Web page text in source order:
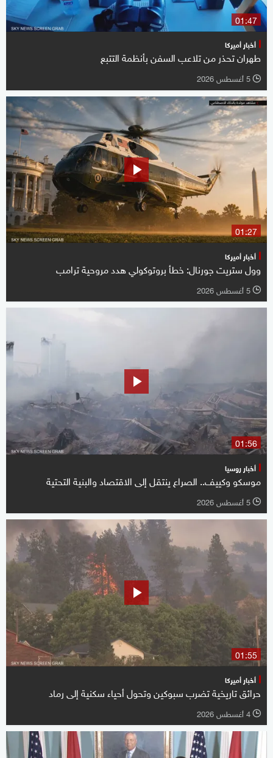
01:47
أخبار أميركا
طهران تحذر من تلاعب السفن بأنظمة التتبع
l 5 أغسطس 2026
01:27
أخبار أميركا
وول ستريت جورنال: خطأ بروتوكولي هدد مروحية ترامب
l 5 أغسطس 2026
01:56
أخبار روسيا
موسكو وكييف.. الصراع ينتقل إلى الاقتصاد والبنية التحتية
l 5 أغسطس 2026
01:55
أخبار أميركا
حرائق تاريخية تضرب سبوكين وتحول أحياء سكنية إلى رماد
l 4 أغسطس 2026